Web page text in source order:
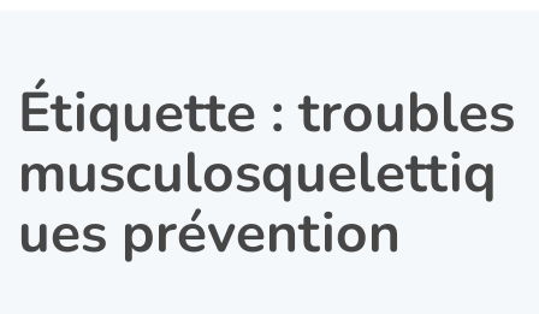
Étiquette :troubles
musculosquelettiq
ues prévention